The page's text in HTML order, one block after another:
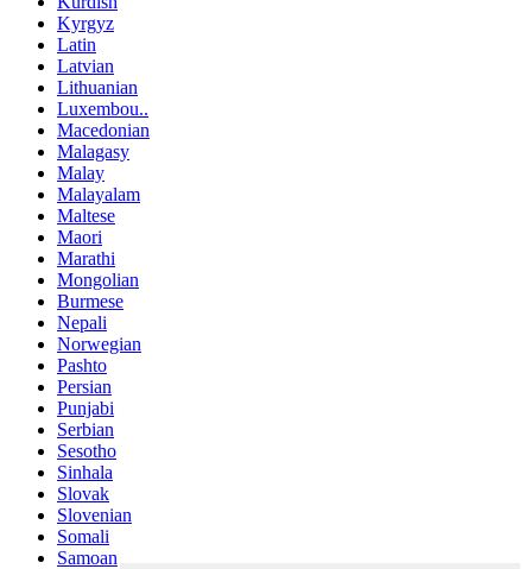
Kyrgyz
Latin
Latvian
Lithuanian
Luxembou..
Macedonian
Malagasy
Malay
Malayalam
Maltese
Maori
Marathi
Mongolian
Burmese
Nepali
Norwegian
Pashto
Persian
Punjabi
Serbian
Sesotho
Sinhala
Slovak
Slovenian
Somali
Samoan